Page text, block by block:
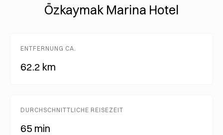
Özkaymak Marina Hotel
ENTFERNUNG CA.
62.2 km
DURCHSCHNITTLICHE REISEZEIT
65 min